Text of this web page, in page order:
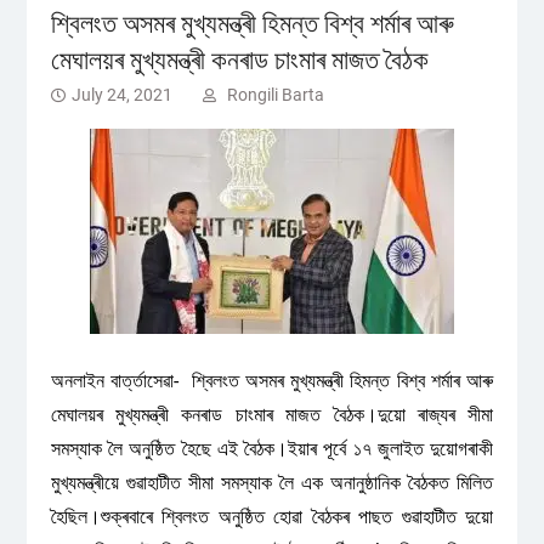
শ্বিলংত অসমৰ মুখ্যমন্ত্ৰী হিমন্ত বিশ্ব শৰ্মাৰ আৰু
মেঘালয়ৰ মুখ্যমন্ত্ৰী কনৰাড চাংমাৰ মাজত বৈঠক
July 24, 2021 Rongili Barta
অনলাইন বাৰ্ত্তাসেৱা- শ্বিলংত অসমৰ মুখ্যমন্ত্ৰী হিমন্ত বিশ্ব শৰ্মাৰ আৰু
মেঘালয়ৰ মুখ্যমন্ত্ৰী কনৰাড চাংমাৰ মাজত বৈঠক।দুয়ো ৰাজ্যৰ সীমা
সমস্যাক লৈ অনুষ্ঠিত হৈছে এই বৈঠক।ইয়াৰ পূৰ্বে ১৭ জুলাইত দুয়োগৰাকী
মুখ্যমন্ত্ৰীয়ে গুৱাহাটীত সীমা সমস্যাক লৈ এক অনানুষ্ঠানিক বৈঠকত মিলিত
হৈছিল।শুক্ৰবাৰে শ্বিলংত অনুষ্ঠিত হোৱা বৈঠকৰ পাছত গুৱাহাটীত দুয়ো